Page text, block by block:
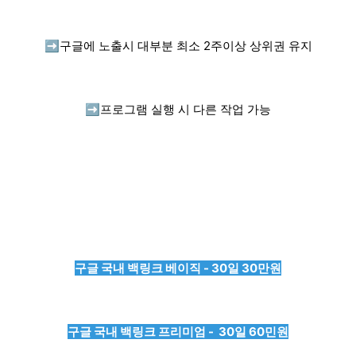
➡️ 구글에 노출시 대부분 최소 2주이상 상위권 유지
➡️ 프로그램 실행 시 다른 작업 가능
구글 국내 백링크 베이직 - 30일 30만원
구글 국내 백링크 프리미엄 - 30일 60민원